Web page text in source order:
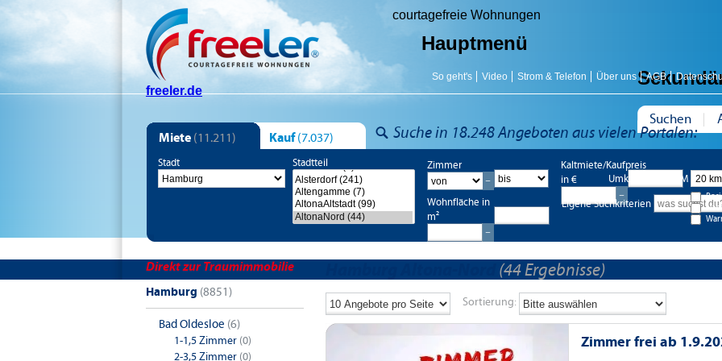
courtagefreie Wohnungen
Hauptmenü
AGB
Über uns
Strom & Telefon
Video
So geht's
Suchen
freeler.de
Suche in 18.248 Angeboten aus vielen Portalen:
Miete (11.211) Kauf (7.037)
Stadt Stadtteil
Kaltmiete/Kaufpreis
in €
Wohnfläche in
m²
Zimmer
Eigene Suchkriterien
Umkreis bis 20 KM
Direkt zur Traumimmobilie
Hamburg (8851)
Bad Oldesloe (6)
1-1,5 Zimmer (0)
2-3,5 Zimmer (0)
(44 Ergebnisse)
Sortierung:
Zimmer frei ab